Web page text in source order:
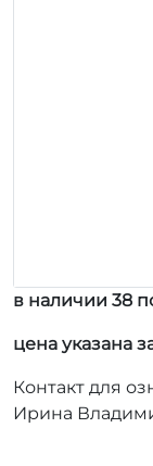
в наличии 38
цена указана
Контакт для
Ирина